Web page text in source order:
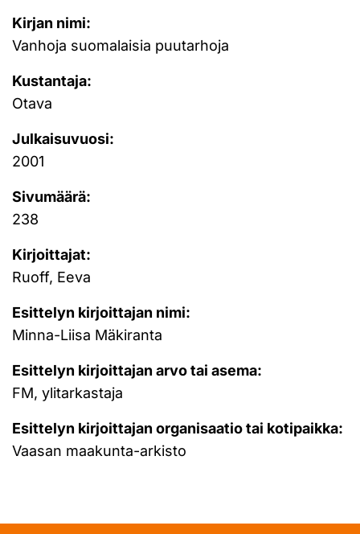
Kirjan nimi:
Vanhoja suomalaisia puutarhoja
Kustantaja:
Otava
Julkaisuvuosi:
2001
Sivumäärä:
238
Kirjoittajat:
Ruoff, Eeva
Esittelyn kirjoittajan nimi:
Minna-Liisa Mäkiranta
Esittelyn kirjoittajan arvo tai asema:
FM, ylitarkastaja
Esittelyn kirjoittajan organisaatio tai kotipaikka:
Vaasan maakunta-arkisto